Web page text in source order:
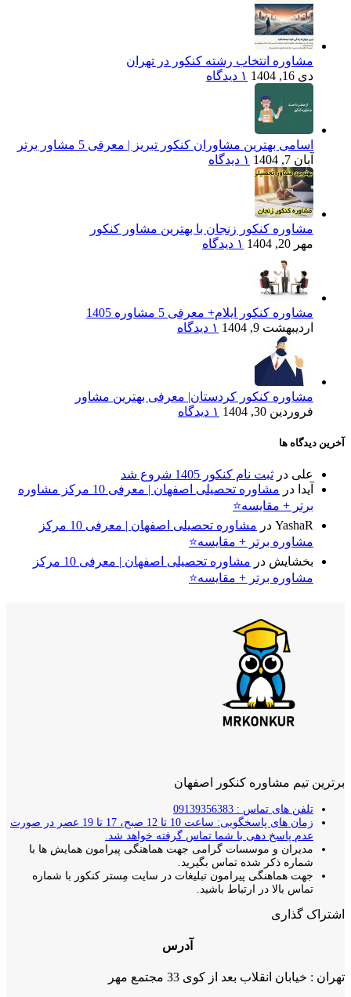
مشاوره انتخاب رشته کنکور در تهران
دی 16, 1404
۱ دیدگاه
اسامی بهترین مشاوران کنکور تبریز | معرفی 5 مشاور برتر
آبان 7, 1404
۱ دیدگاه
مشاوره کنکور زنجان با بهترین مشاور کنکور
مهر 20, 1404
۱ دیدگاه
مشاوره کنکور ایلام+ معرفی 5 مشاوره 1405
اردیبهشت 9, 1404
۱ دیدگاه
مشاوره کنکور کردستان| معرفی بهترین مشاور
فروردین 30, 1404
۱ دیدگاه
آخرین دیدگاه ها
علی در ثبت نام کنکور 1405 شروع شد
آیدا در
مشاوره تحصیلی اصفهان | معرفی 10 مرکز مشاوره
برتر + مقایسه⭐
YashaR در
مشاوره تحصیلی اصفهان | معرفی 10 مرکز
مشاوره برتر + مقایسه⭐
بخشایش در
مشاوره تحصیلی اصفهان | معرفی 10 مرکز
مشاوره برتر + مقایسه⭐
برترین تیم مشاوره کنکور اصفهان
تلفن های تماس : 09139356383
زمان های پاسخگویی: ساعت 10 تا 12 صبح، 17 تا 19 عصر در صورت
عدم پاسخ دهی با شما تماس گرفته خواهد شد.
مدیران و موسسات گرامی جهت هماهنگی پیرامون همایش ها با
شماره ذکر شده تماس بگیرید.
جهت هماهنگی پیرامون تبلیغات در سایت مِستر کنکور با شماره
تماس بالا در ارتباط باشید.
اشتراک گذاری
آدرس
تهران : خیابان انقلاب بعد از کوی 33 مجتمع مهر